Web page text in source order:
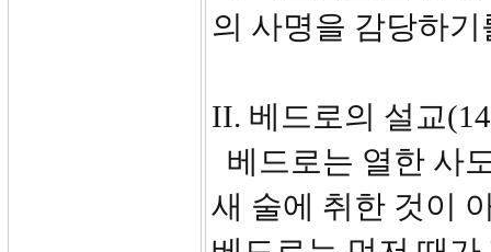
의 사명을 감당하
II. 베드로의 설교
베드로는 열한 사
새 술에 취한 것이